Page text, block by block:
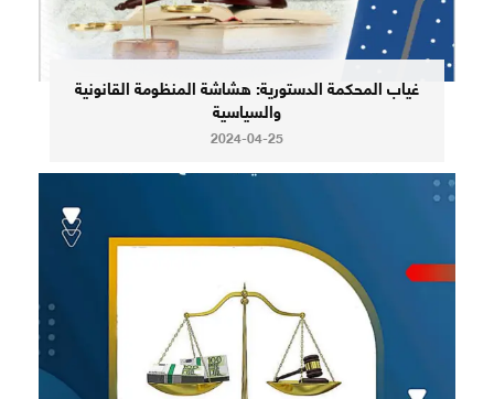
غياب المحكمة الدستورية: هشاشة المنظومة القانونية
والسياسية
2024-04-25